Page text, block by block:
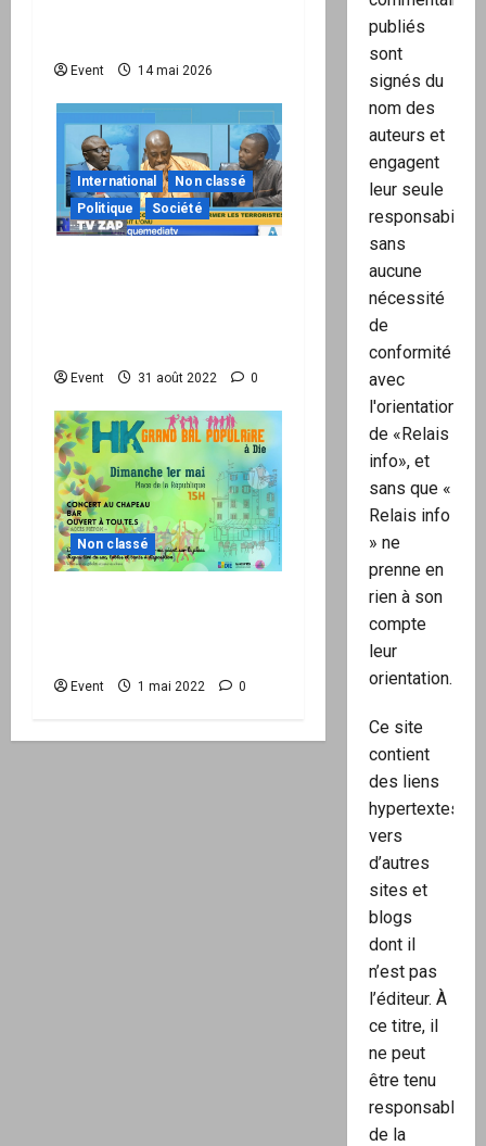
Event 14 mai 2026
International
Non classé
Politique
Société
Event 31 août 2022 0
Non classé
Event 1 mai 2022 0
publiés
sont
signés du
nom des
auteurs et
engagent
leur seule
responsabilité,
sans
aucune
nécessité
de
conformité
avec
l'orientation
de «Relais
info», et
sans que «
Relais info
» ne
prenne en
rien à son
compte
leur
orientation.
Ce site
contient
des liens
hypertextes
vers
d’autres
sites et
blogs
dont il
n’est pas
l’éditeur. À
ce titre, il
ne peut
être tenu
responsable
de la